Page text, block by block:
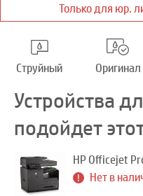
Только для юр.
Струйный Оригинал
Устройства
подойдет
HP Officejet
Нет в